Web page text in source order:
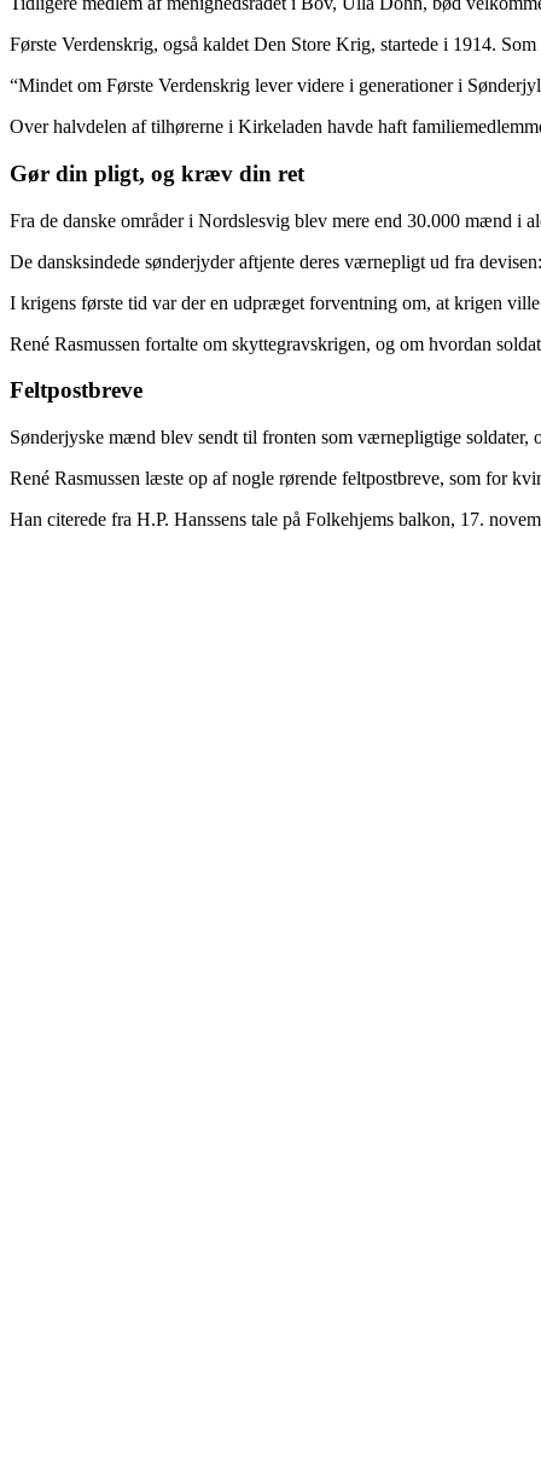
Første Verdenskrig, også kaldet Den Store Krig, startede i 1914.
“Mindet om Første Verdenskrig lever videre i generationer i
Over halvdelen af tilhørerne i Kirkeladen havde haft
Gør din pligt, og kræv din ret
Fra de danske områder i Nordslesvig blev mere end 30.000 mænd i
De dansksindede sønderjyder aftjente deres værnepligt ud fra
I krigens første tid var der en udpræget forventning om, at krigen
René Rasmussen fortalte om skyttegravskrigen, og om hvordan
Feltpostbreve
Sønderjyske mænd blev sendt til fronten som værnepligtige soldater,
René Rasmussen læste op af nogle rørende feltpostbreve, som for
Han citerede fra H.P. Hanssens tale på Folkehjems balkon, 17.